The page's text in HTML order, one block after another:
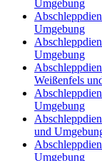
Umgebung
Umgebung
Umgebung
Weißenfels
Umgebung
und
Umgebung